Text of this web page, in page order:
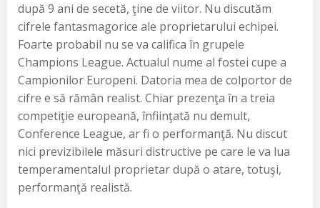
după 9 ani de secetă, ţine de viitor. Nu discutăm
cifrele fantasmagorice ale proprietarului echipei.
Foarte probabil nu se va califica în grupele
Champions League. Actualul nume al fostei cupe a
Campionilor Europeni. Datoria mea de colportor de
cifre e să rămân realist. Chiar prezenţa în a treia
competiţie europeană, înfiinţată nu demult,
Conference League, ar fi o performanţă. Nu discut
nici previzibilele măsuri distructive pe care le va lua
temperamentalul proprietar după o atare, totuşi,
performanţă realistă.